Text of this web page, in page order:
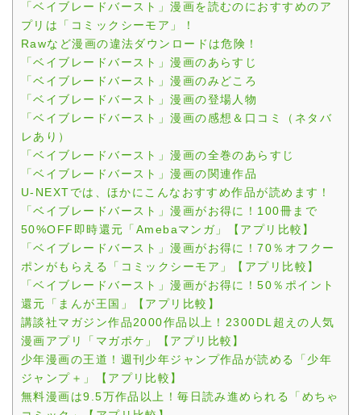
「ベイブレードバースト」漫画を読むのにおすすめのア
プリは「コミックシーモア」！
Rawなど漫画の違法ダウンロードは危険！
「ベイブレードバースト」漫画のあらすじ
「ベイブレードバースト」漫画のみどころ
「ベイブレードバースト」漫画の登場人物
「ベイブレードバースト」漫画の感想＆口コミ（ネタバ
レあり）
「ベイブレードバースト」漫画の全巻のあらすじ
「ベイブレードバースト」漫画の関連作品
U-NEXTでは、ほかにこんなおすすめ作品が読めます！
「ベイブレードバースト」漫画がお得に！100冊まで
50%OFF即時還元「Amebaマンガ」【アプリ比較】
「ベイブレードバースト」漫画がお得に！70％オフクー
ポンがもらえる「コミックシーモア」【アプリ比較】
「ベイブレードバースト」漫画がお得に！50％ポイント
還元「まんが王国」【アプリ比較】
講談社マガジン作品2000作品以上！2300DL超えの人気
漫画アプリ「マガポケ」【アプリ比較】
少年漫画の王道！週刊少年ジャンプ作品が読める「少年
ジャンプ＋」【アプリ比較】
無料漫画は9.5万作品以上！毎日読み進められる「めちゃ